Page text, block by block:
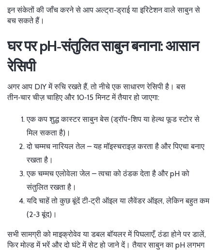
इन संकेतों की जाँच करने से आप अल्ट्रा‑ड्राई या इरिटेशन वाले साबुन से
बच सकते हैं।
घर पर pH‑संतुलित साबुन बनाना: आसान
रेसिपी
अगर आप DIY में रुचि रखते हैं, तो नीचे एक साधारण रेसिपी है। बस
तीन‑चार चीज़ चाहिए और 10‑15 मिनट में तैयार हो जाएगा:
एक कप शुद्ध कास्टर साबुन बेस (ड्रॉप-शिप या हेल्थ फूड स्टोर से
मिल सकता है)।
दो चम्मच नारियल तेल – यह मॉइस्चराइज़ करता है और पिएचा बनाए
रखता है।
एक चम्मच एलोवेला जेल – त्वचा को ठंडक देता है और pH को
संतुलित रखता है।
यदि चाहें तो कुछ बूंदें टी‑ट्री ऑइल या लैवेंडर ऑइल, लेकिन बहुत कम
(2‑3 बूंद)।
सभी सामग्री को माइक्रोवेव या डबल बॉयलर में पिघलाएँ, ठंडा होने पर डालें,
फिर मोल्ड में भरें और दो घंटे में सेट हो जाने दें। तैयार साबुन का pH लगभग